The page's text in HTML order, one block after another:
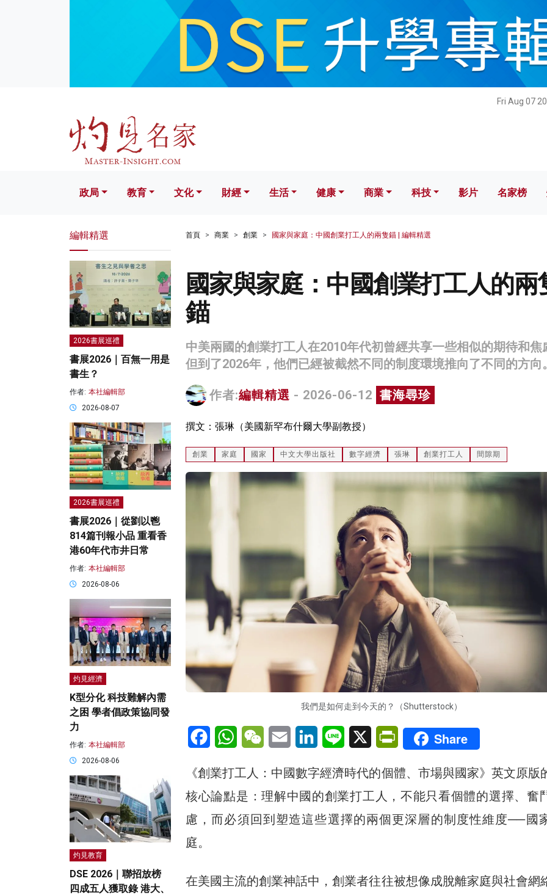
Fri Aug 07
文化 財經 生活 健康 科技 影片 名家榜
政局 教育 文化 財經 生活 健康 商業 科技 影片 名家榜
首頁 商業 創業 國家與家庭：中國創業打工人的兩隻錨 | 編輯精選
國家與家庭：中國創業打工人的兩
錨
中美兩國的創業打工人在2010年代初曾經共享一些相似的期待和焦
但到了2026年，他們已經被截然不同的制度環境推向了不同的方向。
作者:編輯精選 - 2026-06-12 書海尋珍
撰文：張琳（美國新罕布什爾大學副教授）
創業 家庭 國家 中文大學出版社 數字經濟 張琳 創業打工人 間隙期
我們是如何走到今天的？（Shutterstock）
FacebookWhatsAppWeChatEmail LinkedInLine X PrintFriendly
Share
《創業打工人：中國數字經濟時代的個體、市場與國家》英文原版
核心論點是：理解中國的創業打工人，不能只看個體的選擇、奮
慮，而必須回到塑造這些選擇的兩個更深層的制度性維度──國
庭。
在美國主流的創業神話中，創業者往往被想像成脫離家庭與社會網
編輯精選
2026書展巡禮
書展2026｜百無一用是
書生？
作者: 本社編輯部
2026-08-07
2026書展巡禮
書展2026｜從劉以鬯
814篇刊報小品 重看香
港60年代市井日常
作者: 本社編輯部
2026-08-06
灼見經濟
K型分化 科技難解內需
之困 學者倡政策協同發
力
作者: 本社編輯部
2026-08-06
灼見教育
DSE 2026｜聯招放榜
四成五人獲取錄 港大、